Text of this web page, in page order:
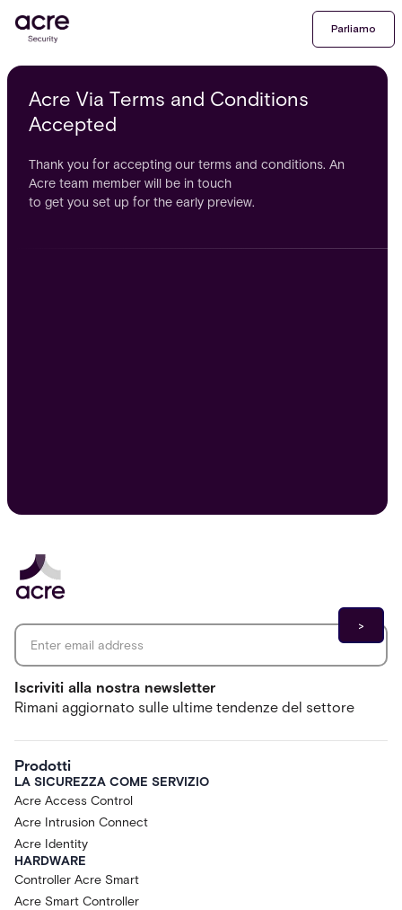
Parliamo
Acre Via Terms and Conditions
Accepted
Thank you for accepting our terms and conditions. An
Acre team member will be in touch
to get you set up for the early preview.
Iscriviti alla nostra newsletter
Rimani aggiornato sulle ultime tendenze del settore
Prodotti
LA SICUREZZA COME SERVIZIO
Acre Access Control
Acre Intrusion Connect
Acre Identity
HARDWARE
Controller Acre Smart
Acre Smart Controller